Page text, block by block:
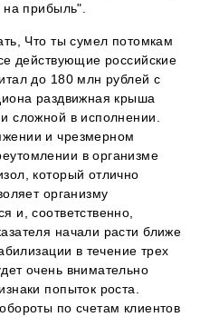
на прибыль".
Что ты сумел потомкам
действующие российские
до 180 млн рублей с
раздвижная крыша
сложной в исполнении.
и чрезмерном
в организме
который отлично
организму
и, соответственно,
начали расти ближе
в течение трех
очень внимательно
попыток роста.
по счетам клиентов